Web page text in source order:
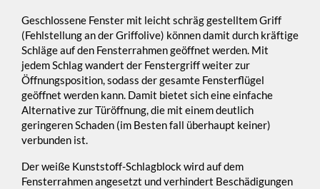
Geschlossene Fenster mit leicht schräg gestelltem Griff
(Fehlstellung an der Griffolive) können damit durch kräftige
Schläge auf den Fensterrahmen geöffnet werden. Mit
jedem Schlag wandert der Fenstergriff weiter zur
Öffnungsposition, sodass der gesamte Fensterflügel
geöffnet werden kann. Damit bietet sich eine einfache
Alternative zur Türöffnung, die mit einem deutlich
geringeren Schaden (im Besten fall überhaupt keiner)
verbunden ist.
Der weiße Kunststoff-Schlagblock wird auf dem
Fensterrahmen angesetzt und verhindert Beschädigungen